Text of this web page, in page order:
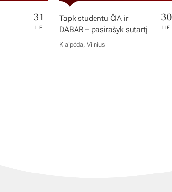
31
LIE
Tapk studentu ČIA ir
DABAR – pasirašyk sutartį
30
LIE
Klaipėda, Vilnius